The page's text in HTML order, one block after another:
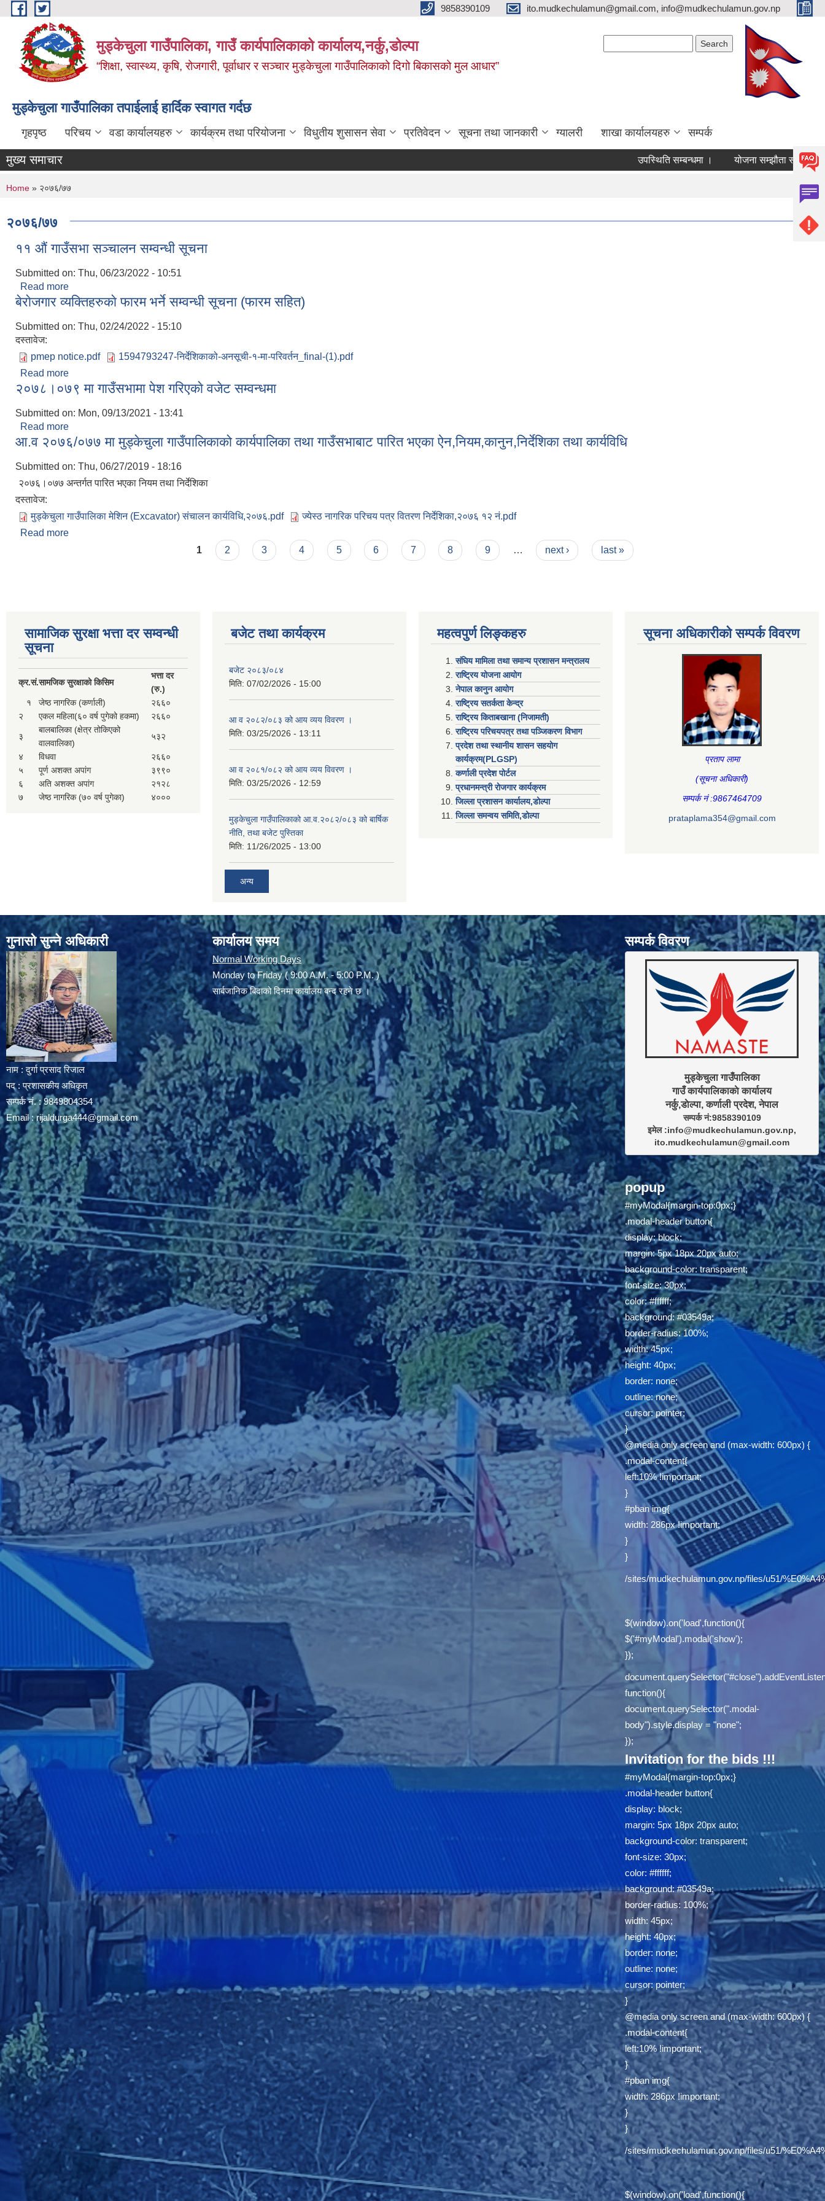
Skip to main content 9858390109 ito.mudkechulamun@gmail.com, info@mudkechulamun.gov.np
मुड्केचुला गाउँपालिका, गाउँ कार्यपालिकाको कार्यालय,नर्कु,डोल्पा
“शिक्षा, स्वास्थ्य, कृषि, रोजगारी, पूर्वाधार र सञ्चार मुड्केचुला गाउँपालिकाको दिगो बिकासको मुल आधार”
मुड्केचुला गाउँपालिका तपाईलाई हार्दिक स्वागत गर्दछ
गृहपृष्ठ परिचय वडा कार्यालयहरु कार्यक्रम तथा परियोजना विधुतीय शुसासन सेवा प्रतिवेदन सूचना तथा जानकारी ग्यालरी शाखा कार्यालयहरु सम्पर्क
मुख्य समाचार उपस्थिति सम्बन्धमा । योजना सम्झौता सम्बन्धी जरुरी सूचना ।
You are here
Home » २०७६/७७
२०७६/७७
११ औं गाउँसभा सञ्चालन सम्वन्धी सूचना
Submitted on: Thu, 06/23/2022 - 10:51
Read more
बेराेजगार व्यक्तिहरुकाे फारम भर्ने सम्वन्धी सूचना (फारम सहित)
Submitted on: Thu, 02/24/2022 - 15:10
दस्तावेज:
pmep notice.pdf
1594793247-निर्देशिकाको-अनसूची-१-मा-परिवर्तन_final-(1).pdf
Read more
२०७८।०७९ मा गाउँसभामा पेश गरिएकाे वजेट सम्वन्धमा
Submitted on: Mon, 09/13/2021 - 13:41
Read more
आ.व २०७६/०७७ मा मुड्केचुला गाउँपालिकाको कार्यपालिका तथा गाउँसभाबाट पारित भएका ऐन,नियम,कानुन,निर्देशिका तथा कार्यविधि
Submitted on: Thu, 06/27/2019 - 18:16
२०७६।०७७ अन्तर्गत पारित भएका नियम तथा निर्देशिका
दस्तावेज:
मुड्केचुला गाउँपालिका मेशिन (Excavator) संचालन कार्यविधि,२०७६.pdf
ज्येस्ठ नागरिक परिचय पत्र वितरण निर्देशिका,२०७६ १२ नं.pdf
Read more
1 2 3 4 5 6 7 8 9 … next › last »
सामाजिक सुरक्षा भत्ता दर सम्वन्धी
सूचना
क्र.सं.सामजिक सुरक्षाको किसिम
भत्ता दर
(रु.)
१
जेष्ठ नागरिक (कर्णाली)
२६६०
२
एकल महिला(६० वर्ष पुगेको हकमा) २६६०
३
बालबालिका (क्षेत्र तोकिएको
वालवालिका)
५३२
४ विधवा
२६६०
५
पूर्ण अशक्त अपांग
३९९०
६
अति अशक्त अपांग
२१२८
७
जेष्ठ नागरिक (७० वर्ष पुगेका) ४०००
बजेट तथा कार्यक्रम
बजेट २०८३/०८४
मिति: 07/02/2026 - 15:00
आ व २०८२/०८३ को आय व्यय विवरण ।
मिति: 03/25/2026 - 13:11
आ व २०८१/०८२ को आय व्यय विवरण ।
मिति: 03/25/2026 - 12:59
मुड्केचुला गाउँपालिकाको आ.व.२०८२/०८३ को बार्षिक
नीति, तथा बजेट पुस्तिका
मिति: 11/26/2025 - 13:00
अन्य
महत्वपुर्ण लिङ्कहरु
संघिय मामिला तथा समान्य प्रशासन मन्त्रालय
राष्ट्रिय योजना आयोग
नेपाल कानुन आयोग
राष्ट्रिय सतर्कता केन्द्र
राष्ट्रिय किताबखाना (निजामती)
राष्ट्रिय परिचयपत्र तथा पञ्जिकरण विभाग
प्रदेश तथा स्थानीय शासन सहयाेग
कार्यक्रम(PLGSP)
कर्णाली प्रदेश पोर्टल
प्रधानमन्त्री राेजगार कार्यक्रम
जिल्ला प्रशासन कार्यालय,डोल्पा
जिल्ला समन्वय समिति,डोल्प
सूचना अधिकारीकाे सम्पर्क विवरण
प्रताप लामा
(सूचना अधिकारी)
सम्पर्क नं :9867464709
prataplama354@gmail.com
गुनासो सुन्ने अधिकारी
नाम : दुर्गा प्रसाद रिजाल
पद : प्रशासकीय अधिकृत
सम्पर्क नं. : 9849804354
Email :rijaldurga444@gmail.com
कार्यालय समय
Normal Working Days
Monday to Friday ( 9:00 A.M. - 5:00 P.M. )
सार्बजानिक बिदाको दिनमा कार्यालय बन्द रहने छ ।
सम्पर्क विवरण
मुड्केचुला गाउँपालिका
गाउँ कार्यपालिकाकाे कार्यालय
सम्पर्क नं:9858390109
इमेल :info@mudkechulamun.gov.np,
ito.mudkechulamun@gmail.com
popup
#myModal{margin-top:0px;}
.modal-header button{
display: block;
margin: 5px 18px 20px auto;
background-color: transparent;
font-size: 30px;
color: #ffffff;
background: #03549a;
border-radius: 100%;
width: 45px;
height: 40px;
border: none;
outline: none;
cursor: pointer;
}
@media only screen and (max-width: 600px) {
.modal-content{
left:10% !important;
}
#pban img{
width: 286px !important;
}
}
/sites/mudkechulamun.gov.np/files/u51/
$(window).on('load',function(){
$('#myModal').modal('show');
});
function(){
document.querySelector(".modal-
body").style.display = "none";
});
Invitation for the bids !!!
#myModal{margin-top:0px;}
.modal-header button{
display: block;
margin: 5px 18px 20px auto;
background-color: transparent;
font-size: 30px;
color: #ffffff;
background: #03549a;
border-radius: 100%;
width: 45px;
height: 40px;
border: none;
outline: none;
cursor: pointer;
}
@media only screen and (max-width: 600px) {
.modal-content{
left:10% !important;
}
#pban img{
width: 286px !important;
}
}
/sites/mudkechulamun.gov.np/files/u51/
$(window).on('load',function(){